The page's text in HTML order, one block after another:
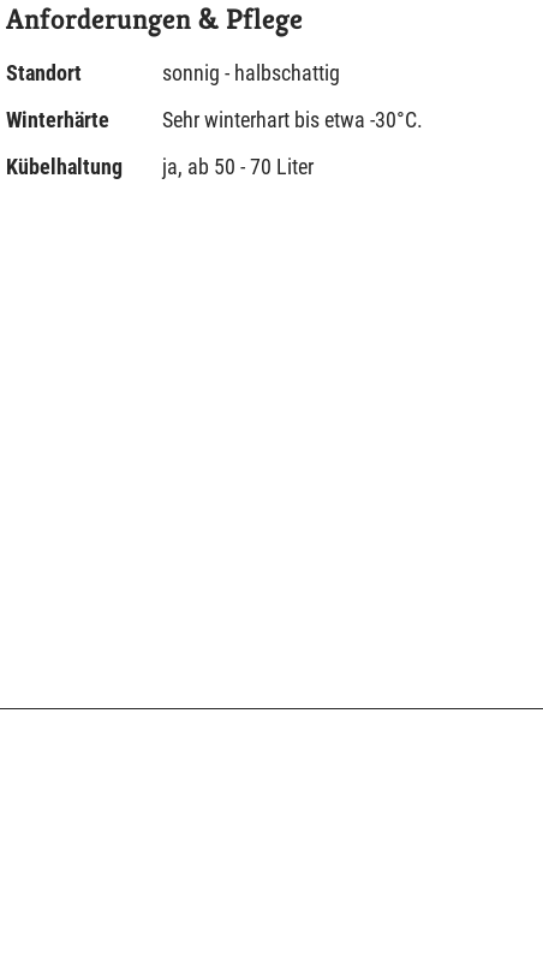
Anforderungen & Pflege
Standort
sonnig - halbschattig
Winterhärte
Sehr winterhart bis etwa -30°C.
Kübelhaltung
ja, ab 50 - 70 Liter